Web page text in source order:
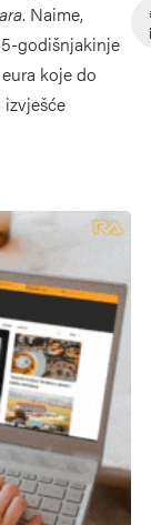
. Naime,
godišnjakinje
koje do